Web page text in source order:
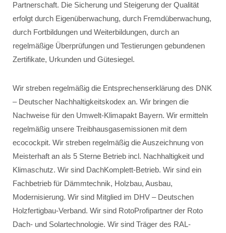
Partnerschaft. Die Sicherung und Steigerung der Qualität
erfolgt durch Eigenüberwachung, durch Fremdüberwachung,
durch Fortbildungen und Weiterbildungen, durch an
regelmäßige Überprüfungen und Testierungen gebundenen
Zertifikate, Urkunden und Gütesiegel.
Wir streben regelmäßig die Entsprechenserklärung des DNK
– Deutscher Nachhaltigkeitskodex an. Wir bringen die
Nachweise für den Umwelt-Klimapakt Bayern. Wir ermitteln
regelmäßig unsere Treibhausgasemissionen mit dem
ecocockpit. Wir streben regelmäßig die Auszeichnung von
Meisterhaft an als 5 Sterne Betrieb incl. Nachhaltigkeit und
Klimaschutz. Wir sind DachKomplett-Betrieb. Wir sind ein
Fachbetrieb für Dämmtechnik, Holzbau, Ausbau,
Modernisierung. Wir sind Mitglied im DHV – Deutschen
Holzfertigbau-Verband. Wir sind RotoProfipartner der Roto
Dach- und Solartechnologie. Wir sind Träger des RAL-